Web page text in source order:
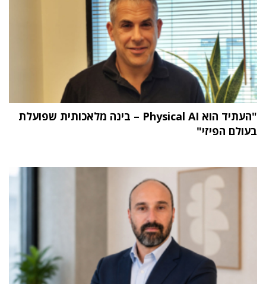
"העתיד הוא Physical AI – בינה מלאכותית שפועלת
בעולם הפיזי"